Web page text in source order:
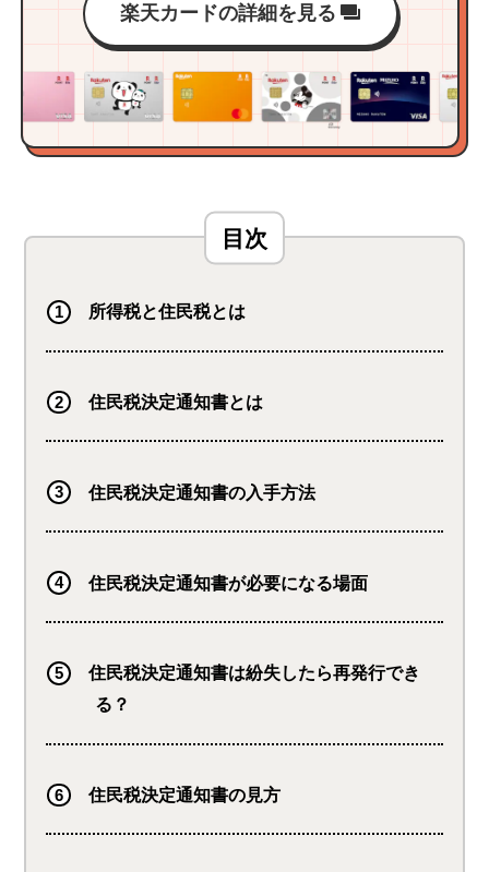
楽天カードの詳細を見る
所得税と住民税とは
住民税決定通知書とは
住民税決定通知書の入手方法
住民税決定通知書が必要になる場面
住民税決定通知書は紛失したら再発行でき
る？
住民税決定通知書の見方